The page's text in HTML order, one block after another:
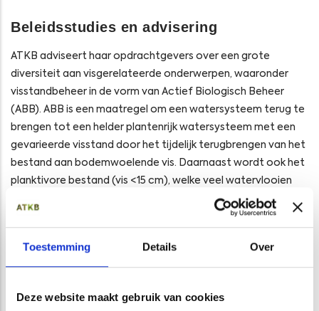
Toestemming Details Over
Deze website maakt gebruik van cookies
Beleidsstudies en advisering
ATKB adviseert haar opdrachtgevers over een grote
diversiteit aan visgerelateerde onderwerpen, waaronder
visstandbeheer in de vorm van Actief Biologisch Beheer
(ABB). ABB is een maatregel om een watersysteem terug te
brengen tot een helder plantenrijk watersysteem met een
gevarieerde visstand door het tijdelijk terugbrengen van het
bestand aan bodemwoelende vis. Daarnaast wordt ook het
planktivore bestand (vis <15 cm), welke veel watervlooien
Alvorens ABB toegepast kan worden, is het noodzakelijk om
hoeverre ABB toepasbaar is. Nagenoeg altijd zal blijken dat
ABB pas zinvol is nadat diverse andere maatregelen
terugdringen van voedingsstoffen, baggeren en